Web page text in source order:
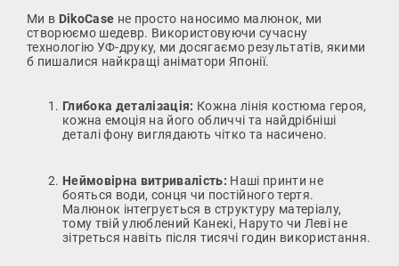
Ми в DikoCase не просто наносимо малюнок, ми
створюємо шедевр. Використовуючи сучасну
технологію УФ-друку, ми досягаємо результатів, якими
б пишалися найкращі аніматори Японії.
Глибока деталізація: Кожна лінія костюма героя,
кожна емоція на його обличчі та найдрібніші
деталі фону виглядають чітко та насичено.
Неймовірна витривалість: Наші принти не
бояться води, сонця чи постійного тертя.
Малюнок інтегрується в структуру матеріалу,
тому твій улюблений Канекі, Наруто чи Леві не
зітреться навіть після тисячі годин використання.